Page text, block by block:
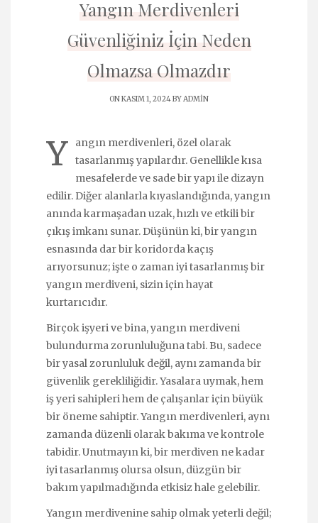
Yangın Merdivenleri
Güvenliğiniz İçin Neden
Olmazsa Olmazdır
ON KASIM 1, 2024 BYADMIN
Y
angın merdivenleri, özel olarak
tasarlanmış yapılardır. Genellikle kısa
mesafelerde ve sade bir yapı ile dizayn
edilir. Diğer alanlarla kıyaslandığında, yangın
anında karmaşadan uzak, hızlı ve etkili bir
çıkış imkanı sunar. Düşünün ki, bir yangın
esnasında dar bir koridorda kaçış
arıyorsunuz; işte o zaman iyi tasarlanmış bir
yangın merdiveni, sizin için hayat
kurtarıcıdır.
Birçok işyeri ve bina, yangın merdiveni
bulundurma zorunluluğuna tabi. Bu, sadece
bir yasal zorunluluk değil, aynı zamanda bir
güvenlik gerekliliğidir. Yasalara uymak, hem
iş yeri sahipleri hem de çalışanlar için büyük
bir öneme sahiptir. Yangın merdivenleri, aynı
zamanda düzenli olarak bakıma ve kontrole
tabidir. Unutmayın ki, bir merdiven ne kadar
iyi tasarlanmış olursa olsun, düzgün bir
bakım yapılmadığında etkisiz hale gelebilir.
Yangın merdivenine sahip olmak yeterli değil;